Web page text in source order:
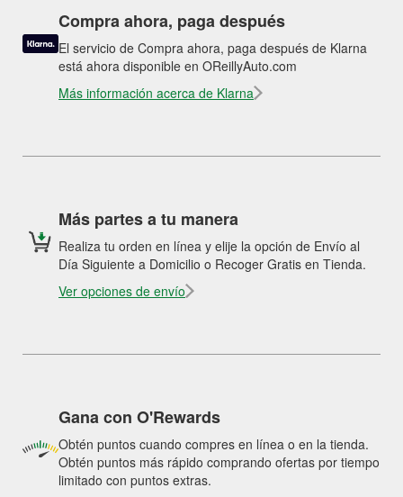
Compra ahora, paga después
El servicio de Compra ahora, paga después de Klarna
está ahora disponible en OReillyAuto.com
Más información acerca de Klarna
Más partes a tu manera
Realiza tu orden en línea y elije la opción de Envío al
Día Siguiente a Domicilio o Recoger Gratis en Tienda.
Ver opciones de envío
Gana con O'Rewards
Obtén puntos cuando compres en línea o en la tienda.
Obtén puntos más rápido comprando ofertas por tiempo
limitado con puntos extras.